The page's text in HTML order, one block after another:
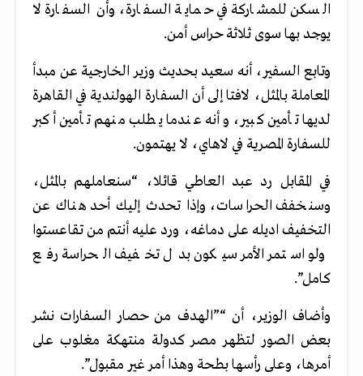
السكن للمشاركة في حماية السفارة، وأن السفارة لا
يوجد بها سوى ثلاثة حراس أمن.
وتابع السفير، أنه سعيد بحديث وزير الخارجية عن مبدأ
المعاملة بالمثل، لافتا إلى أن السفارة الهولندية في القاهرة
لديها تأمين كبير، وأنه عندما يطلب منهم تأمين أكبر
للسفارة المصرية في لاهاي، لا يهتمون.
في المقابل رد عبد العاطي قائلا، “سنعاملهم بالمثل،
وسنخفف الحراسات، وإذا تحدث إليك أحد هناك عن
التخفيف اديله على دماغه، ورد عليه أنتم من تقاعستوا
ولو استمر الأمر سيكون بدل تخفيف الحراسة رفع
كامل”.
وأضاف الوزير، أن “”الهدف من حصار السفارات نشر
بعض الصور لتظهر مصر كدولة منتهكة مغلوب على
أمرها، وعلى رأسها بطحة وهذا أمر غير مقبول”.